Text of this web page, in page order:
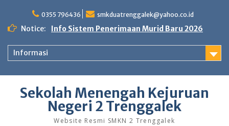
content
0355 796436 smkduatrenggalek@yahoo.co.id
Notice: Info Sistem Penerimaan Murid Baru 2026
Informasi
Sekolah Menengah Kejuruan
Negeri 2 Trenggalek
Website Resmi SMKN 2 Trenggalek